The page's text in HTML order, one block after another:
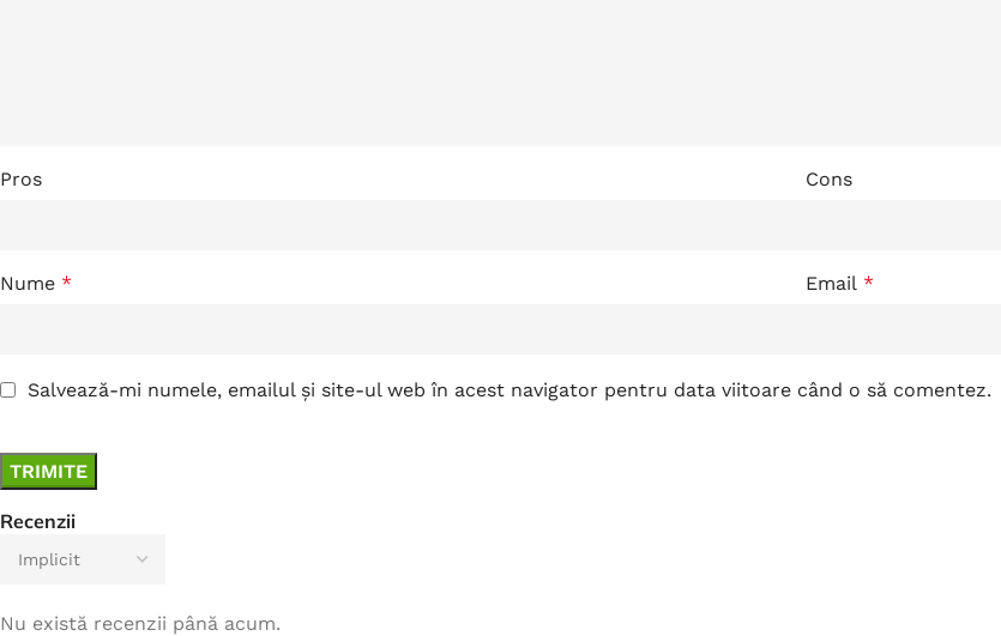
Recenzii
Nu există recenzii până acum.
Pros Cons
Nume * Email *
Salvează-mi numele, emailul și site-ul web în acest navigator pentru data viitoare când o să comentez.